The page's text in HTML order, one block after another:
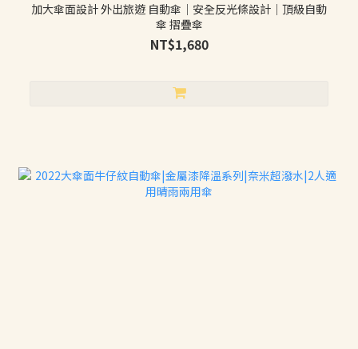
加大傘面設計 外出旅遊 自動傘｜安全反光條設計｜頂級自動
傘 摺疊傘
NT$1,680